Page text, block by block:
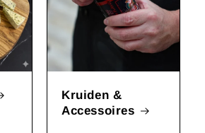
Kruiden &
Accessoires